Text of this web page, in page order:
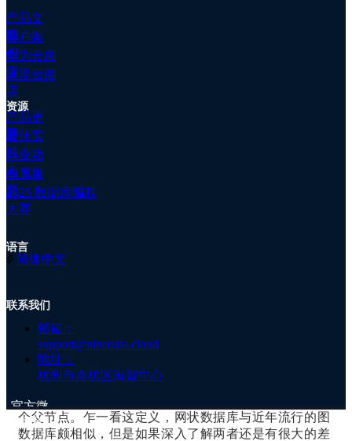
群
公
司
简
公
司
资
讯
关
于
入
注
册
(Relational Data Model)。
网状数据库
最早出现的DBMS是诞生于1961年的网状数据库，这一
年通用电气公司
个DBMS--集成数据存储(Integrated DataStore IDS)，奠
定了网状数据库的基础，并在当时得到了广泛的发行和
应用。
在IDS中，Bachman
在，并提出了数据库的三级模式，以及把数据库语言分
想，甚至他还首次明确了DBA职责。其中数据独立性是
指数据库应用和数据库的逻辑结构和物理结构存在一定
性，为数据的独立存在提供了可能
支持三级模式结构来实施的，目前绝大多数的关系型数
据库都支持三级模式结构。1973年，Charles Bachman
获得图灵奖,以表彰他在数据库领域,尤其是在网状数据
库管理系统方面的杰出贡献。
在网状结构中，允许有多个根节点，一个结点可以有多
个父节点。 乍一看这定义，网状数据库与近年流行的图
数据库颇相似，但是如果深入了解两者还是有很大的差
产品文
档
客户案
例
华为云商
店
阿里云商
店
资源
产品更
新
最佳实
践
行业动
态
专属集
群
2025 数据库编程
大赛
语言
ꀅ 简体中文
联系我们
邮箱：
support@ninedata.cloud
地址：
杭州市余杭区海智中心
官方微
信号